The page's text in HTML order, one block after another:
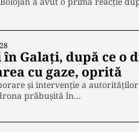
Galați, după ce o
cu gaze, oprită
și intervenție a
prăbușită în…